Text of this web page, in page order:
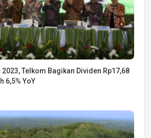
2023, Telkom Bagikan Dividen Rp17,68
6,5% YoY